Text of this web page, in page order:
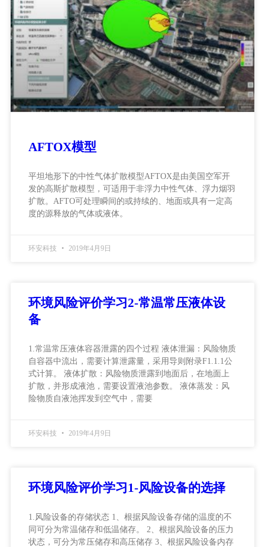
AFTOX模型
平坦地形下的中性气体扩散模型AFTOX是由美国空军开
发的高斯扩散模型，可适用于非浮力中性气体、浮力烟羽
扩散。AFTO可处理瞬间的或持续的、地面或具有一定高
度的源释放的气体或液体。
环安科技 2019年4月9日
环境风险评价学习2-常温常压液体设
备
1.常温常压液体容器泄露的四个过程 液体泄漏：风险物质
自容器中流出，需要计算泄露量，采用导则附录F1.1.1公
式计算。 液体扩散：风险物质泄露到地面后，在地面上
扩散，并形成液池，需要设置液池参数。 液体蒸发：风
险物质自液池挥发到空气中，需要
环安科技 2019年4月9日
环境风险评价学习1-风险设备的选择
1.风险设备的存储状态 1、根据风险设备存储的温度的不
同可分为常温储存和低温储存。 2、根据风险设备的压力
状态，可分为常压储存和高压储存 3、根据风险设备内存